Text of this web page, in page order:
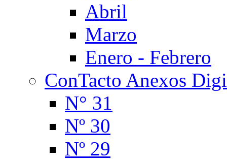
Abril
Marzo
Enero - Febrero
ConTacto Anexos
N° 31
Nº 30
Nº 29